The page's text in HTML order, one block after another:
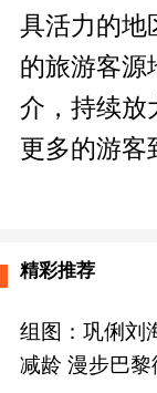
具活力的地
的旅游客源
介，持续放
更多的游客
精彩推荐
组图：巩俐刘
减龄 漫步巴